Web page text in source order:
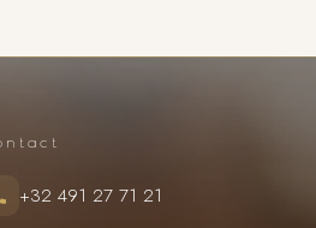
+32 491 27 71 21